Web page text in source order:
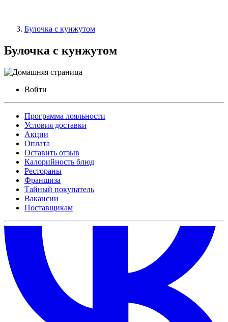
Булочка с кунжутом
Булочка с кунжутом
Войти
Программа лояльности
Условия доставки
Акции
Оплата
Оставить отзыв
Калорийность блюд
Рестораны
Франшиза
Тайный покупатель
Вакансии
Поставщикам